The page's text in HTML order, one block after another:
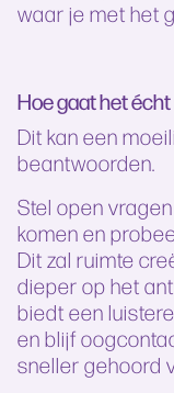
waar je met het
Hoe gaat het écht
Dit kan een
beantwoorden.
Stel open
komen en
Dit zal ruimte
dieper op het
biedt een
en blijf
sneller gehoord